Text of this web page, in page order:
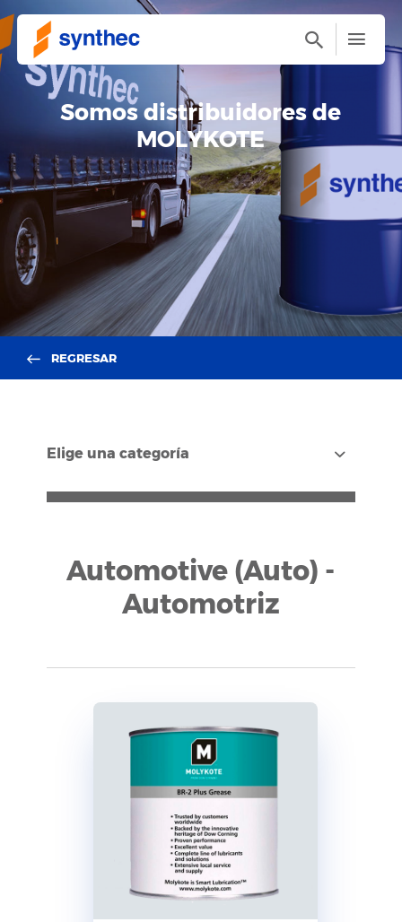
Somos distribuidores de
MOLYKOTE
REGRESAR
Elige una categoría
Automotive (Auto) -
Automotriz